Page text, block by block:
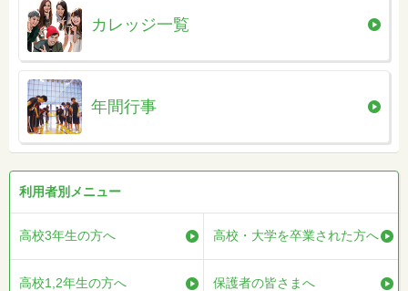
カレッジ一覧
年間行事
利用者別メニュー
高校3年生の方へ 高校・大学を卒業された方へ
高校1,2年生の方へ 保護者の皆さまへ